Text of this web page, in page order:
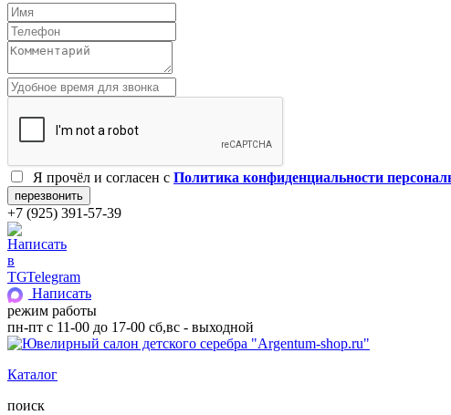
Я прочёл и согласен c Политика конфиденциальности
+7 (925) 391-57-39
Telegram
Написать
режим работы
пн-пт с 11-00 до 17-00 сб,вс - выходной
Каталог
поиск